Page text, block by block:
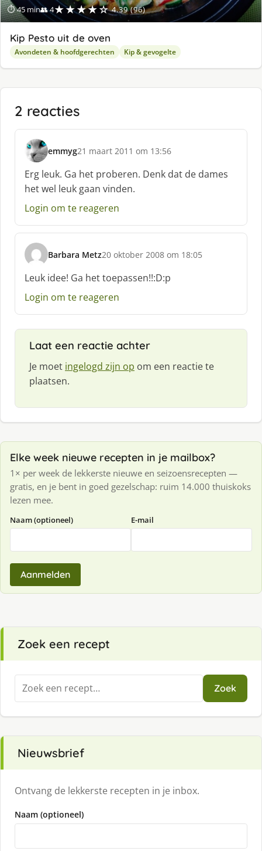
⏱ 45 min👥 4★★★★☆ 4.39 (96)
Kip Pesto uit de oven
Avondeten & hoofdgerechten Kip & gevogelte
2 reacties
emmyg
s
c
h
r
e
f
21 maart 2011 om 13:56
Erg leuk. Ga het proberen. Denk dat de dames
het wel leuk gaan vinden.
Login om te reageren
Barbara Metz
s
c
h
r
20 oktober 2008 om 18:05
Leuk idee! Ga het toepassen!!:D:p
Login om te reageren
Laat een reactie achter
Je moet ingelogd zijn op om een reactie te
plaatsen.
Elke week nieuwe recepten in je mailbox?
1× per week de lekkerste nieuwe en seizoensrecepten —
gratis, en je bent in goed gezelschap: ruim 14.000 thuiskoks
lezen mee.
Naam (optioneel) E-mail
Aanmelden
Zoek een recept
Zoeken
naar:
Zoek
Nieuwsbrief
Ontvang de lekkerste recepten in je inbox.
Naam (optioneel)